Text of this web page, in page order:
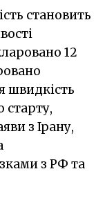
становить
12
швидкість
старту,
з Ірану,
з РФ та